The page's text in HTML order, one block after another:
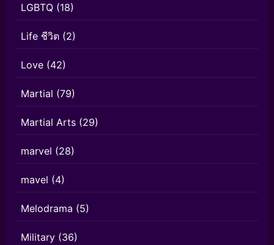
LGBTQ (18)
Life ชีวิต (2)
Love (42)
Martial (79)
Martial Arts (29)
marvel (28)
mavel (4)
Melodrama (5)
Military (36)